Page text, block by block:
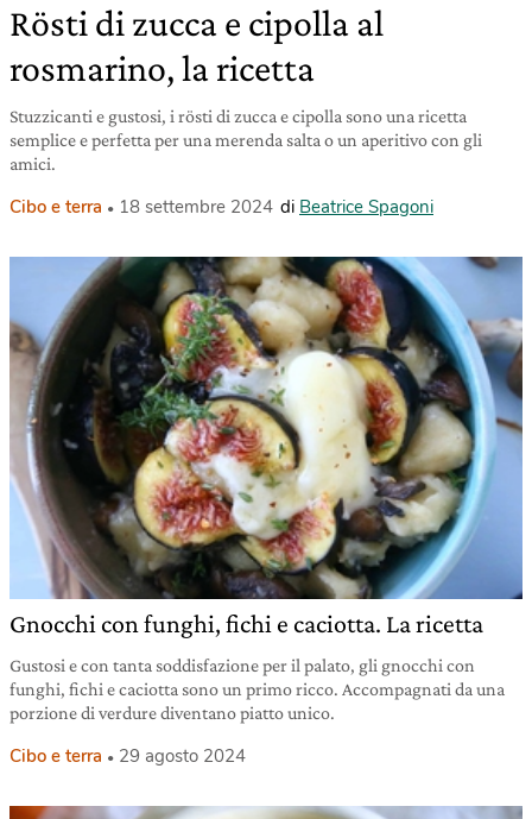
Rösti di zucca e cipolla al
rosmarino, la ricetta
Stuzzicanti e gustosi, i rösti di zucca e cipolla sono una ricetta
semplice e perfetta per una merenda salta o un aperitivo con gli
amici.
Cibo e terra 18 settembre 2024 di Beatrice Spagoni
Gnocchi con funghi, fichi e caciotta. La ricetta
Gustosi e con tanta soddisfazione per il palato, gli gnocchi con
funghi, fichi e caciotta sono un primo ricco. Accompagnati da una
porzione di verdure diventano piatto unico.
Cibo e terra 29 agosto 2024